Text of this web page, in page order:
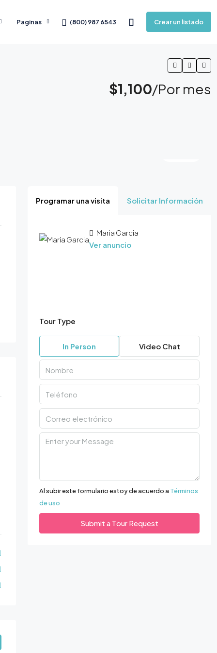
Paginas (800) 987 6543 Crear un listado
$1,100/Por mes
Programar una visita Solicitar Información
Maria Garcia
Ver anuncio
Tour Type
In Person Video Chat
Al subir este formulario estoy de acuerdo a Términos
de uso
Submit a Tour Request